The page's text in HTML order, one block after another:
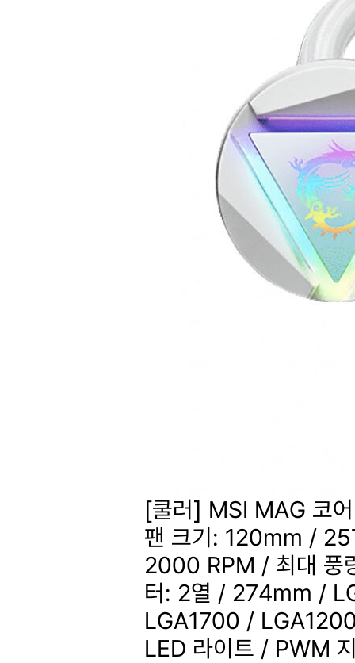
[쿨러] MSI MAG 코
팬 크기: 120mm /
2000 RPM / 최대 풍
터: 2열 / 274mm /
LGA1700 /
LED 라이트 / PWM